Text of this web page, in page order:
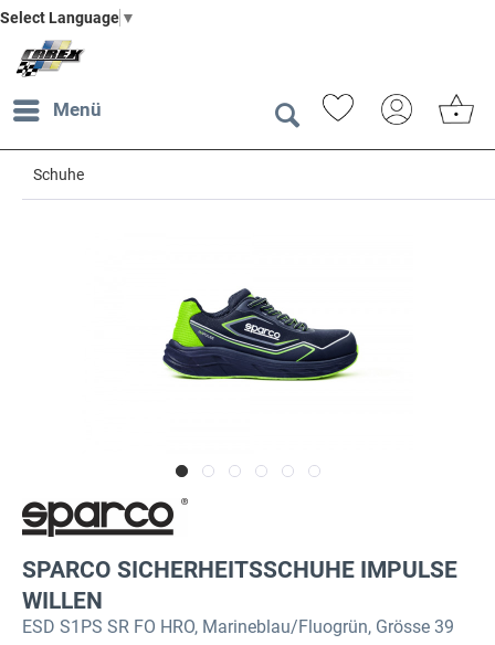
Select Language ▼
Menü
Schuhe
SPARCO SICHERHEITSSCHUHE IMPULSE
WILLEN
ESD S1PS SR FO HRO, Marineblau/Fluogrün, Grösse 39